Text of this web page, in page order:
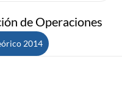
de Operaciones
2014